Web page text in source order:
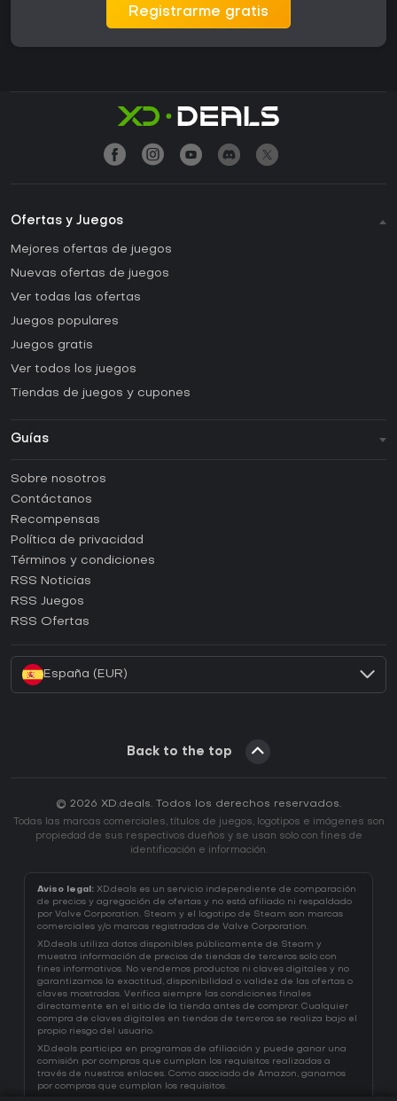
Registrarme gratis
Ofertas y Juegos
Mejores ofertas de juegos
Nuevas ofertas de juegos
Ver todas las ofertas
Juegos populares
Juegos gratis
Ver todos los juegos
Tiendas de juegos y cupones
Guías
Guías y tutoriales
¿Cómo activar una CD Key de Steam?
¿Cómo activar una CD Key de Epic Games?
¿Cómo activar una CD Key de GOG?
¿Cómo activar una CD Key de Ubisoft Connect?
Sobre nosotros
Contáctanos
Recompensas
Política de privacidad
Términos y condiciones
RSS Noticias
RSS Juegos
RSS Ofertas
España (EUR)
Back to the top
© 2026 XD.deals. Todos los derechos reservados.
Todas las marcas comerciales, títulos de juegos, logotipos e imágenes son
propiedad de sus respectivos dueños y se usan solo con fines de
identificación e información.
Aviso legal: XD.deals es un servicio independiente de comparación
de precios y agregación de ofertas y no está afiliado ni respaldado
por Valve Corporation. Steam y el logotipo de Steam son marcas
comerciales y/o marcas registradas de Valve Corporation.
XD.deals utiliza datos disponibles públicamente de Steam y
muestra información de precios de tiendas de terceros solo con
fines informativos. No vendemos productos ni claves digitales y no
garantizamos la exactitud, disponibilidad o validez de las ofertas o
claves mostradas. Verifica siempre las condiciones finales
directamente en el sitio de la tienda antes de comprar. Cualquier
compra de claves digitales en tiendas de terceros se realiza bajo el
propio riesgo del usuario.
XD.deals participa en programas de afiliación y puede ganar una
comisión por compras que cumplan los requisitos realizadas a
través de nuestros enlaces. Como asociado de Amazon, ganamos
por compras que cumplan los requisitos.